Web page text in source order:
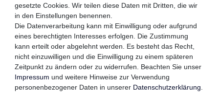
QUALITÄTSVERSPRECHEN
FOLGEN SIE UNS
gesetzte Cookies. Wir teilen diese Daten mit Dritten, die wir
in den Einstellungen benennen.
Die Datenverarbeitung kann mit Einwilligung oder aufgrund
eines berechtigten Interesses erfolgen. Die Zustimmung
kann erteilt oder abgelehnt werden. Es besteht das Recht,
nicht einzuwilligen und die Einwilligung zu einem späteren
Zeitpunkt zu ändern oder zu widerrufen. Beachten Sie unser
Impressum und weitere Hinweise zur Verwendung
personenbezogener Daten in unserer Daten­schutz­erklärung